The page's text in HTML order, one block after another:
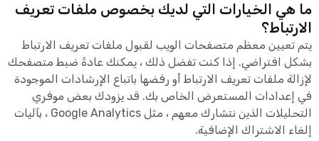
ما هي الخيارات التي لديك بخصوص ملفات تعريف
الارتباط؟
يتم تعيين معظم متصفحات الويب لقبول ملفات تعريف الارتباط
بشكل افتراضي. إذا كنت تفضل ذلك ، يمكنك عادةً ضبط متصفحك
لإزالة ملفات تعريف الارتباط أو رفضها باتباع الإرشادات الموجودة
في إعدادات المستعرض الخاص بك. قد يزودك بعض موفري
التحليلات الذين نتشارك معهم ، مثل Google Analytics ، بآليات
إلغاء الاشتراك الإضافية.